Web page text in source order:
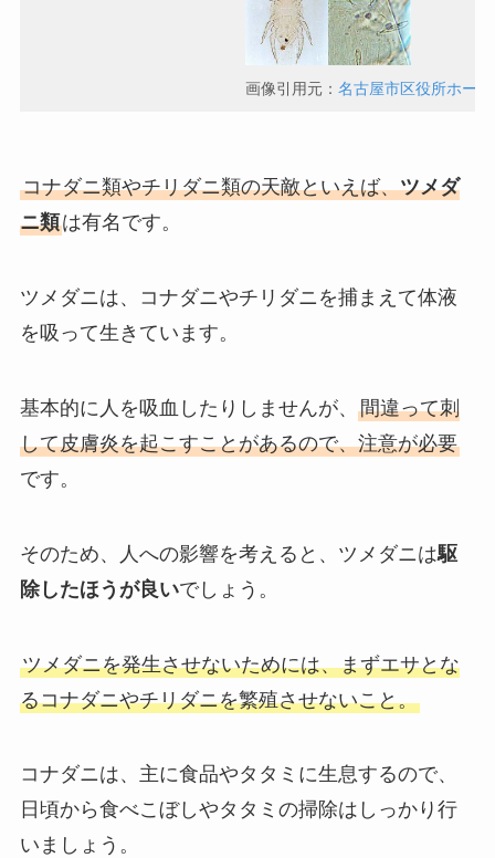
画像引用元：名古屋市区役所ホー
コナダニ類やチリダニ類の天敵といえば、ツメダ
ニ類は有名です。
ツメダニは、コナダニやチリダニを捕まえて体液
を吸って生きています。
基本的に人を吸血したりしませんが、 間違って刺
して皮膚炎を起こすことがあるので、注意が必要
です。
そのため、人への影響を考えると、ツメダニは駆
除したほうが良いでしょう。
ツメダニを発生させないためには、まずエサとな
るコナダニやチリダニを繁殖させないこと。
コナダニは、主に食品やタタミに生息するので、
日頃から食べこぼしやタタミの掃除はしっかり行
いましょう。